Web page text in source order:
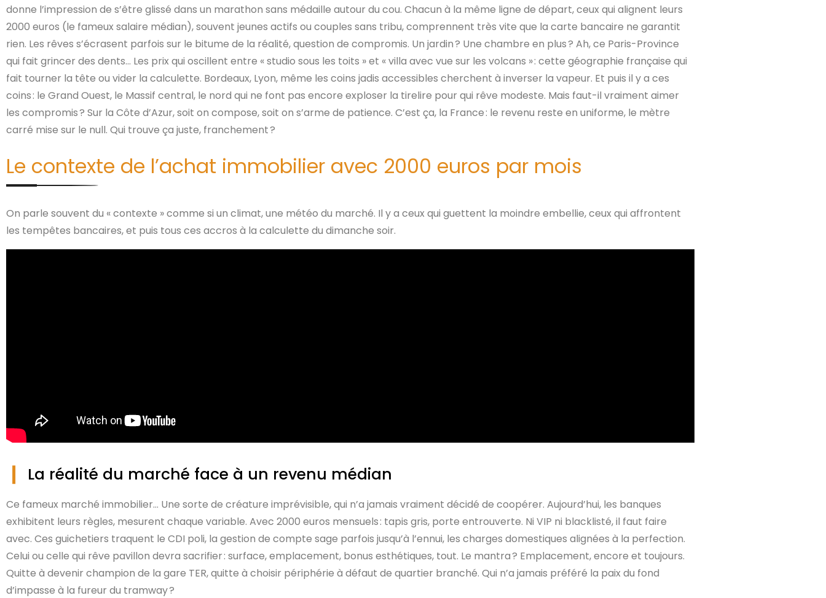
donne l’impression de s’être glissé dans un marathon sans médaille autour du cou. Chacun à la même ligne de départ, ceux qui alignent leurs
2000 euros (le fameux salaire médian), souvent jeunes actifs ou couples sans tribu, comprennent très vite que la carte bancaire ne garantit
rien. Les rêves s’écrasent parfois sur le bitume de la réalité, question de compromis. Un jardin ? Une chambre en plus ? Ah, ce Paris-Province
qui fait grincer des dents… Les prix qui oscillent entre « studio sous les toits » et « villa avec vue sur les volcans » : cette géographie française qui
fait tourner la tête ou vider la calculette. Bordeaux, Lyon, même les coins jadis accessibles cherchent à inverser la vapeur. Et puis il y a ces
coins : le Grand Ouest, le Massif central, le nord qui ne font pas encore exploser la tirelire pour qui rêve modeste. Mais faut-il vraiment aimer
les compromis ? Sur la Côte d’Azur, soit on compose, soit on s’arme de patience. C’est ça, la France : le revenu reste en uniforme, le mètre
carré mise sur le null. Qui trouve ça juste, franchement ?
Le contexte de l’achat immobilier avec 2000 euros par mois
On parle souvent du « contexte » comme si un climat, une météo du marché. Il y a ceux qui guettent la moindre embellie, ceux qui affrontent
les tempêtes bancaires, et puis tous ces accros à la calculette du dimanche soir.
La réalité du marché face à un revenu médian
Ce fameux marché immobilier… Une sorte de créature imprévisible, qui n’a jamais vraiment décidé de coopérer. Aujourd’hui, les banques
exhibitent leurs règles, mesurent chaque variable. Avec 2000 euros mensuels : tapis gris, porte entrouverte. Ni VIP ni blacklisté, il faut faire
avec. Ces guichetiers traquent le CDI poli, la gestion de compte sage parfois jusqu’à l’ennui, les charges domestiques alignées à la perfection.
Celui ou celle qui rêve pavillon devra sacrifier : surface, emplacement, bonus esthétiques, tout. Le mantra ? Emplacement, encore et toujours.
Quitte à devenir champion de la gare TER, quitte à choisir périphérie à défaut de quartier branché. Qui n’a jamais préféré la paix du fond
d’impasse à la fureur du tramway ?